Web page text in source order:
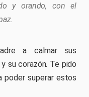
y orando, con el
a calmar sus
su corazón. Te pido
poder superar estos